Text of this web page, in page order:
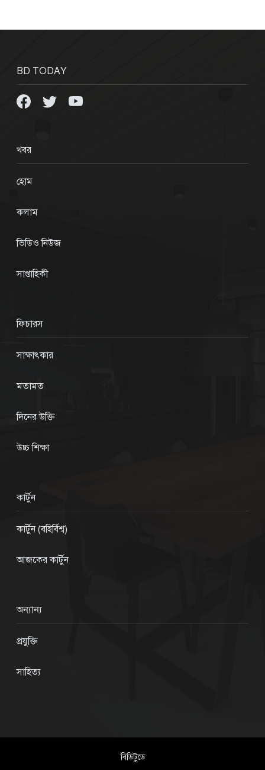
BD TODAY
খবর
হোম
কলাম
ভিডিও নিউজ
সাপ্তাহিকী
ফিচারস
সাক্ষাৎকার
মতামত
দিনের উক্তি
উচ্চ শিক্ষা
কার্টুন
কার্টুন (বহির্বিশ্ব)
আজকের কার্টুন
অন্যান্য
প্রযুক্তি
সাহিত্য
বিডিটুডে